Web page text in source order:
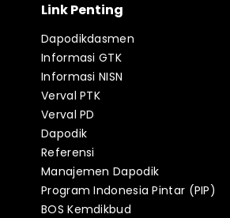
Link Penting
Dapodikdasmen
Informasi GTK
Informasi NISN
Verval PTK
Verval PD
Dapodik
Referensi
Manajemen Dapodik
Program Indonesia Pintar (PIP)
BOS Kemdikbud